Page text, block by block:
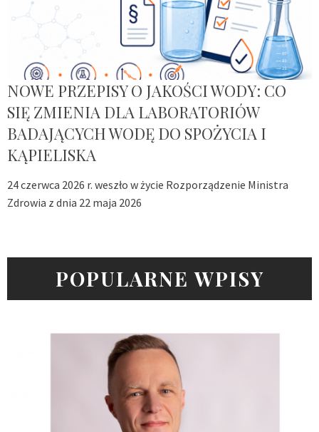
NOWE PRZEPISY O JAKOŚCI WODY: CO
SIĘ ZMIENIA DLA LABORATORIÓW
BADAJĄCYCH WODĘ DO SPOŻYCIA I
KĄPIELISKA
24 czerwca 2026 r. weszło w życie Rozporządzenie Ministra
Zdrowia z dnia 22 maja 2026
POPULARNE WPISY